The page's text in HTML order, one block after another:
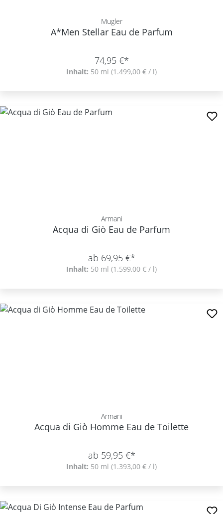
Mugler
A*Men Stellar Eau de Parfum
74,95 €*
Inhalt: 50 ml (1.499,00 € / l)
Armani
Acqua di Giò Eau de Parfum
ab 69,95 €*
Inhalt: 50 ml (1.599,00 € / l)
Armani
Acqua di Giò Homme Eau de Toilette
ab 59,95 €*
Inhalt: 50 ml (1.393,00 € / l)